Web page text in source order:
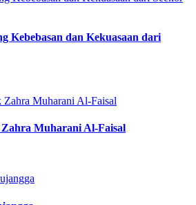
Kebebasan dan Kekuasaan dari
Muharani Al-Faisal